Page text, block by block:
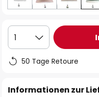
1
50 Tage Retoure
Informationen zur